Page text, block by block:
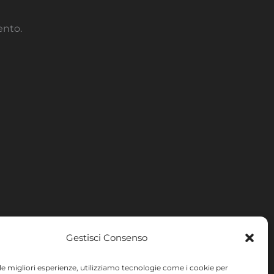
Gestisci Consenso
migliori esperienze, utilizziamo tecnologie come i cookie per